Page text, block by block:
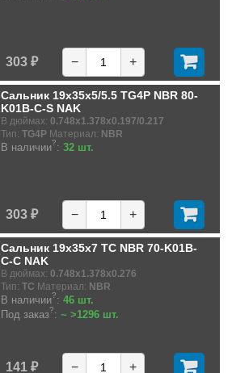
303 ₽ − +
Сальник 19x35x5/5.5 TG4P NBR 80-
K01B-C-S NAK
В дюймах: 0.748x1.378x0.197/0.217
Тип: TG4P Материал: NBR
В наличии?: 32 шт.
303 ₽ − +
Сальник 19x35x7 TC NBR 70-K01B-
C-C NAK
В дюймах: 0.748x1.378x0.276
Тип: TC Материал: NBR
В наличии?: 46 шт.
Под заказ?: ~ >1296 шт.
141 ₽ − +